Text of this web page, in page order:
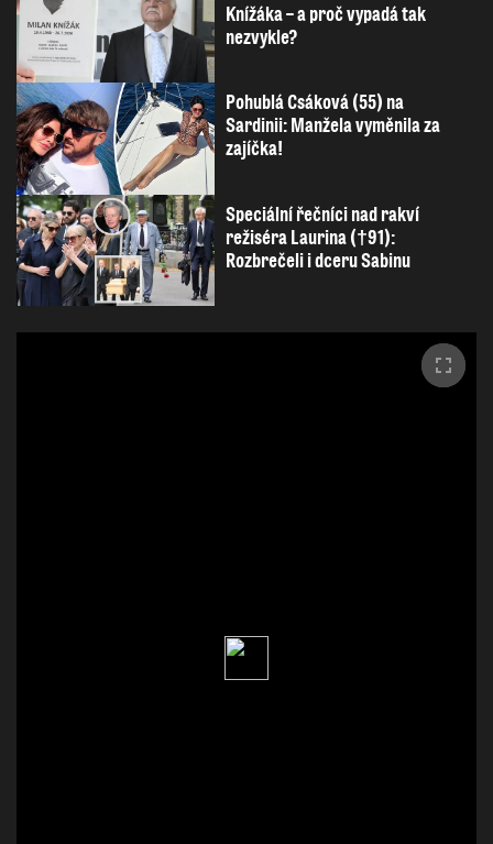
Knížáka – a proč vypadá tak
nezvykle?
Pohublá Csáková (55) na
Sardinii: Manžela vyměnila za
zajíčka!
Speciální řečníci nad rakví
režiséra Laurina (†91):
Rozbrečeli i dceru Sabinu